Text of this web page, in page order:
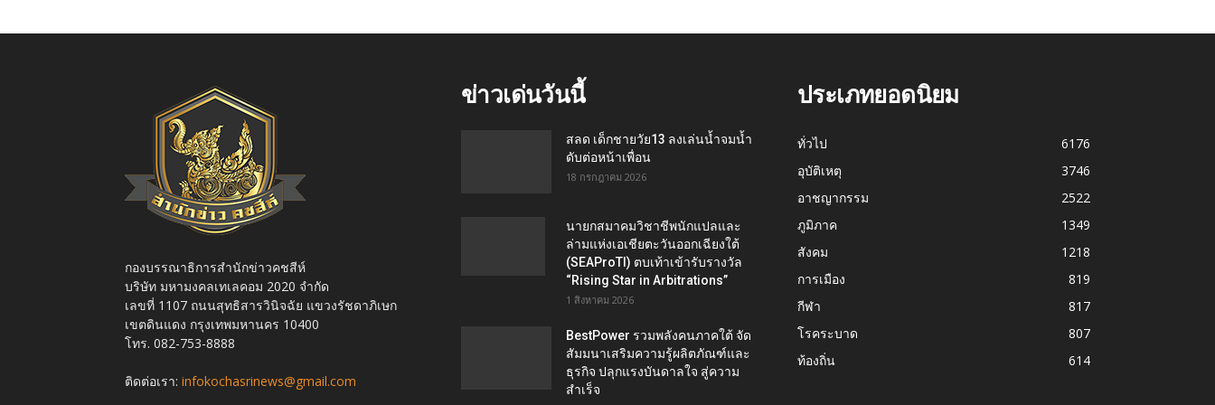
กองบรรณาธิการสำนักข่าวคชสีห์
บริษัท มหามงคลเทเลคอม 2020 จำกัด
เลขที่ 1107 ถนนสุทธิสารวินิจฉัย แขวงรัชดาภิเษก
เขตดินแดง กรุงเทพมหานคร 10400
โทร. 082-753-8888
ติดต่อเรา: infokochasrinews@gmail.com
ข่าวเด่นวันนี้
สลด เด็กชายวัย13 ลงเล่นน้ำจมน้ำ
ดับต่อหน้าเพื่อน
18 กรกฎาคม 2026
นายกสมาคมวิชาชีพนักแปลและ
ล่ามแห่งเอเชียตะวันออกเฉียงใต้
(SEAProTI) ตบเท้าเข้ารับรางวัล
“Rising Star in Arbitrations”
1 สิงหาคม 2026
BestPower รวมพลังคนภาคใต้ จัด
สัมมนาเสริมความรู้ผลิตภัณฑ์และ
ธุรกิจ ปลุกแรงบันดาลใจ สู่ความ
สำเร็จ
ประเภทยอดนิยม
ทั่วไป
6176
อุบัติเหตุ
3746
อาชญากรรม
2522
ภูมิภาค
1349
สังคม
1218
การเมือง
819
กีฬา
817
โรคระบาด
807
ท้องถิ่น
614